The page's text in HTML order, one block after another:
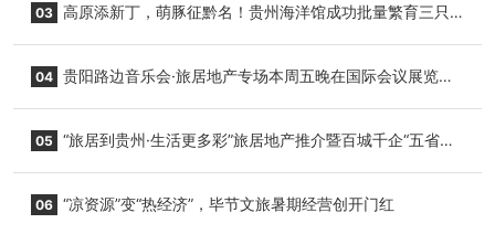
03 高原添新丁，萌豚征黔名！贵州海洋馆成功批量繁育三只
04 贵阳路边音乐会·旅居地产专场本周五晚在国际会议展览中
05 “旅居到贵州·生活更多彩”旅居地产推介暨百城千企“五省
06 “凉资源”变“热经济”，毕节文旅暑期经营创开门红